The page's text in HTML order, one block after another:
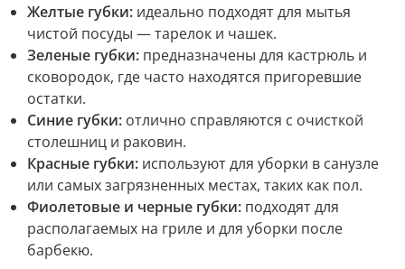
Желтые губки: идеально подходят для мытья
чистой посуды — тарелок и чашек.
Зеленые губки: предназначены для кастрюль и
сковородок, где часто находятся пригоревшие
остатки.
Синие губки: отлично справляются с очисткой
столешниц и раковин.
Красные губки: используют для уборки в санузле
или самых загрязненных местах, таких как пол.
Фиолетовые и черные губки: подходят для
располагаемых на гриле и для уборки после
барбекю.